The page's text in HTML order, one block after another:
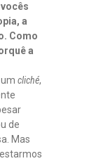
vocês
a
Como
a
cliché,
de
Mas